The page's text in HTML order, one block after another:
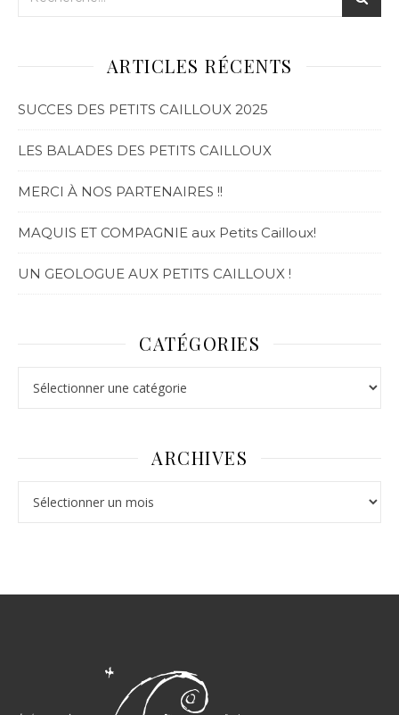
ARTICLES RÉCENTS
SUCCES DES PETITS CAILLOUX 2025
LES BALADES DES PETITS CAILLOUX
MERCI À NOS PARTENAIRES !!
MAQUIS ET COMPAGNIE aux Petits Cailloux!
UN GEOLOGUE AUX PETITS CAILLOUX !
CATÉGORIES
ARCHIVES